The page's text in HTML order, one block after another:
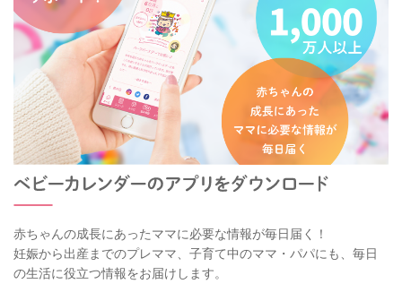
赤ちゃんの成長にあったママに必要な情報が毎日届く！
妊娠から出産までのプレママ、子育て中のママ・パパにも、毎日
の生活に役立つ情報をお届けします。